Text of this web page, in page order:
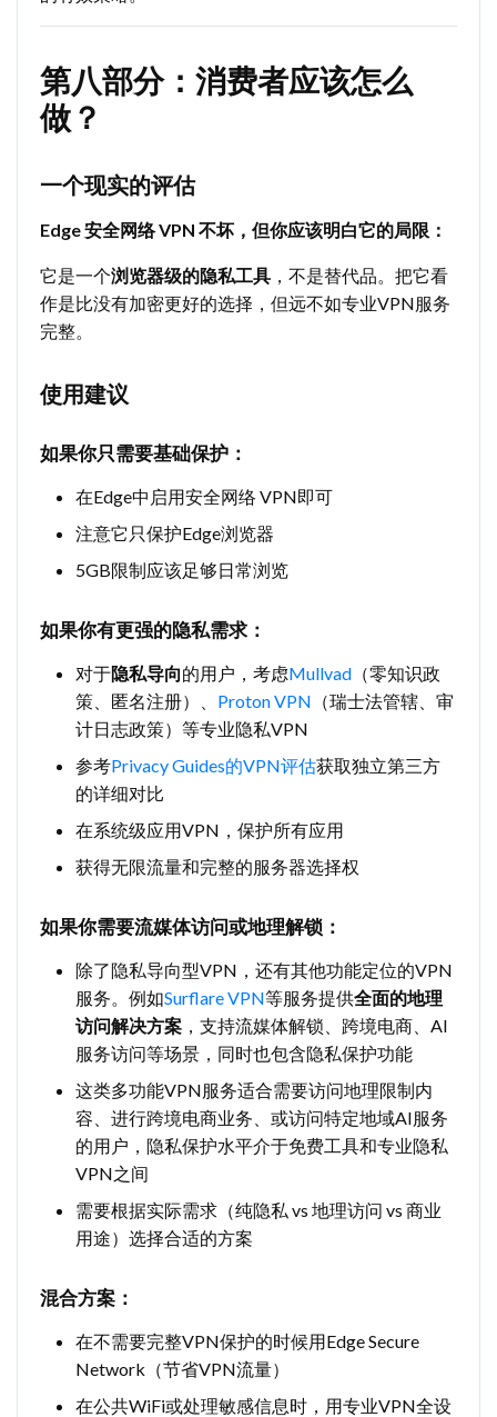
第八部分：消费者应该怎么
做？
一个现实的评估
Edge 安全网络 VPN 不坏，但你应该明白它的局限：
它是一个浏览器级的隐私工具 ，不是替代品。把它看
作是比没有加密更好的选择，但远不如专业VPN服务
完整。
使用建议
如果你只需要基础保护：
在Edge中启用安全网络 VPN即可
注意它只保护Edge浏览器
5GB限制应该足够日常浏览
如果你有更强的隐私需求：
对于隐私导向的用户，考虑Mullvad （零知识政
策、匿名注册）、 Proton VPN （瑞士法管辖、审
计日志政策）等专业隐私VPN
参考Privacy Guides的VPN评估获取独立第三方
的详细对比
在系统级应用VPN，保护所有应用
获得无限流量和完整的服务器选择权
如果你需要流媒体访问或地理解锁：
除了隐私导向型VPN，还有其他功能定位的VPN
服务。例如Surflare VPN等服务提供全面的地理
访问解决方案 ，支持流媒体解锁、跨境电商、AI
服务访问等场景，同时也包含隐私保护功能
这类多功能VPN服务适合需要访问地理限制内
容、进行跨境电商业务、或访问特定地域AI服务
的用户，隐私保护水平介于免费工具和专业隐私
VPN之间
需要根据实际需求（纯隐私 vs 地理访问 vs 商业
用途）选择合适的方案
混合方案：
在不需要完整VPN保护的时候用Edge Secure
Network（节省VPN流量）
在公共WiFi或处理敏感信息时，用专业VPN全设